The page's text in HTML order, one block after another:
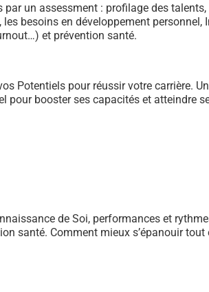
un assessment : profilage des
besoins en développement personnel,
et prévention santé.
Potentiels pour réussir votre carrière.
pour booster ses capacités et atteindre
de Soi, performances et
santé. Comment mieux s’épanouir